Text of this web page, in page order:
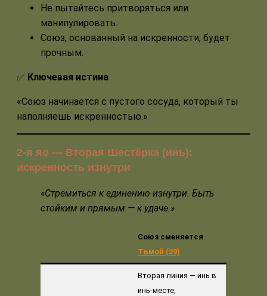
Не пытайтесь притворяться или
манипулировать.
Союз, основанный на искренности, будет
прочным.
✅ Ключевая истина
«Союз начинается с пустого сосуда, который ты
наполняешь искренностью.»
2-я яо — Вторая Шестёрка (инь):
искренность изнутри
«Стремиться к единению изнутри. Быть
стойким и прямым — к удаче.»
Союз сменяется
Тьмой (29)
Вторая линия — инь в
инь-месте,